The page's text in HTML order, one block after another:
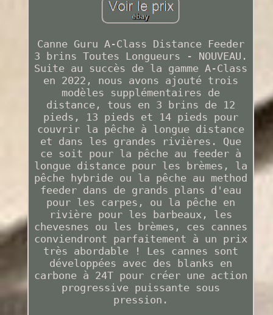
Canne Guru A-Class Distance Feeder
3 brins Toutes Longueurs - NOUVEAU.
Suite au succès de la gamme A-Class
en 2022, nous avons ajouté trois
modèles supplémentaires de
distance, tous en 3 brins de 12
pieds, 13 pieds et 14 pieds pour
couvrir la pêche à longue distance
et dans les grandes rivières. Que
ce soit pour la pêche au feeder à
longue distance pour les brèmes, la
pêche hybride ou la pêche au method
feeder dans de grands plans d'eau
pour les carpes, ou la pêche en
rivière pour les barbeaux, les
chevesnes ou les brèmes, ces cannes
conviendront parfaitement à un prix
très abordable ! Les cannes sont
développées avec des blanks en
carbone à 24T pour créer une action
progressive puissante sous
pression.